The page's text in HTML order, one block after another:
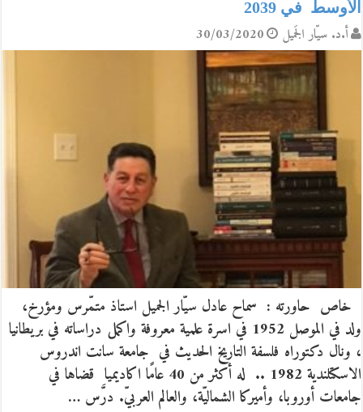
الأوسط في 2039
أ.د. سيّار الجَميل 30/03/2020
خاص حاورته : سماح عادل سيّار الجميل استاذ متمّرس ومؤرخ،
ولد في الموصل 1952 في اسرة علمية معروفة واكمل دراساته في بريطانيا
، ونال دكتوراه فلسفة التاريخ الحديث في جامعة سانت اندروس
الاسكتلندية 1982 .. له أكثر من 40 عامًا اكاديميا قضاها في
جامعات أوروبا، وأميركا الشماليّة، والعالم العربيّ. درَّس …